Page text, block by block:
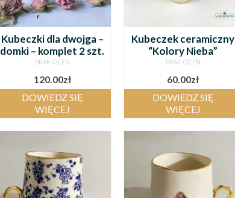
Kubeczki dla dwojga –
domki – komplet 2 szt.
BRAK OCEN
120.00zł
DOWIEDZ SIĘ
WIĘCEJ
Kubeczek ceramiczny
“Kolory Nieba”
BRAK OCEN
60.00zł
DOWIEDZ SIĘ
WIĘCEJ